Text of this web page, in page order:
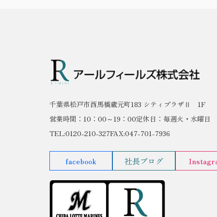
千葉県松戸市西馬橋蔵元町183 シティプラザⅡ 1F
営業時間：10：00～19：00定休日：毎週火・水曜日
TEL:0120-210-327FAX:047-701-7936
facebook 社長ブログ